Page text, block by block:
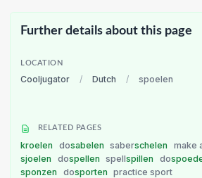
Further details about this page
LOCATION
Cooljugator / Dutch / spoelen
RELATED PAGES
kroelen dosabelen saberschelen
make
sjoelen
dospellen spellspillen do
sponzen
dosporten practice sport